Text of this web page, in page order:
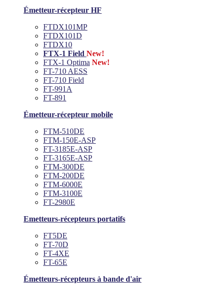
Émetteur-récepteur HF
FTDX101MP
FTDX101D
FTDX10
FTX-1 Field New!
FTX-1 Optima New!
FT-710 AESS
FT-710 Field
FT-991A
FT-891
Émetteur-récepteur mobile
FTM-510DE
FTM-150E-ASP
FT-3185E-ASP
FT-3165E-ASP
FTM-300DE
FTM-200DE
FTM-6000E
FTM-3100E
FT-2980E
Emetteurs-récepteurs portatifs
FT5DE
FT-70D
FT-4XE
FT-65E
Émetteurs-récepteurs à bande d'air